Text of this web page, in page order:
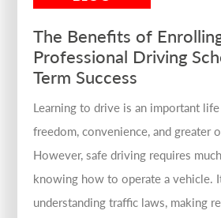
The Benefits of
Professional Driving
Term Success
Learning to drive is an important
freedom, convenience, and greater
However, safe driving requires
knowing how to operate a vehicle.
understanding traffic laws, making